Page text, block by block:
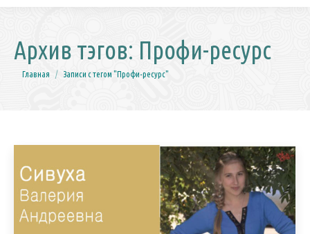
Архив тэгов: Профи-ресурс
Вы здесь:
Главная Записи с тегом "Профи-ресурс"